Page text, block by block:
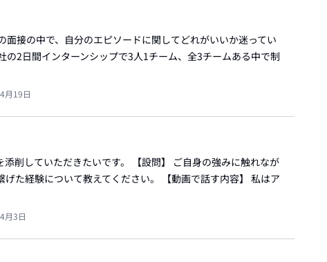
接の中で、自分のエピソードに関してどれがいいか迷ってい
2日間インターンシップで3人1チーム、全3チームある中で制
月19日
削していただきたいです。 【設問】 ご自身の強みに触れなが
た経験について教えてください。 【動画で話す内容】 私はア
月3日